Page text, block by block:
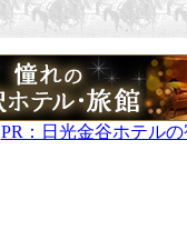
PR：日光金谷ホテル